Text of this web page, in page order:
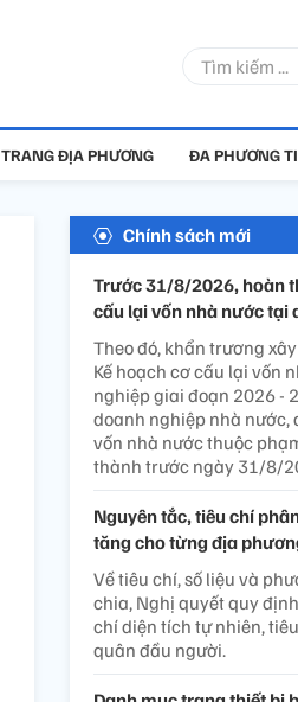
TRANG ĐỊA PHƯƠNG ĐA PHƯƠNG
Chính sách mới
Trước 31/8/2026, hoàn
cấu lại vốn nhà nước tại
Theo đó, khẩn trương
Kế hoạch cơ cấu lại vốn
nghiệp giai đoạn 2026 -
doanh nghiệp nhà nước,
vốn nhà nước thuộc
thành trước ngày 31/8/
Nguyên tắc, tiêu chí
tăng cho từng địa
Về tiêu chí, số liệu và
chia, Nghị quyết quy
chí diện tích tự nhiên,
quân đầu người.